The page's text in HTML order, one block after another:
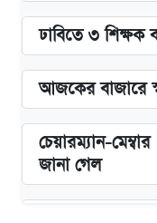
ঢাবিতে ৩ শিক্ষক
আজকের বাজারে
চেয়ারম্যান-
জানা গেল